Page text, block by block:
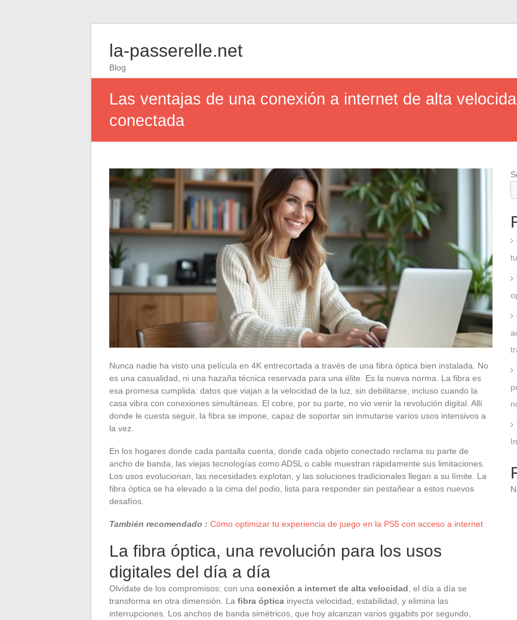
la-passerelle.net
Blog
Las ventajas de una conexión a internet de alta
conectada
Nunca nadie ha visto una película en 4K entrecortada a través de una fibra óptica bien instalada. No
es una casualidad, ni una hazaña técnica reservada para una élite. Es la nueva norma. La fibra es
esa promesa cumplida: datos que viajan a la velocidad de la luz, sin debilitarse, incluso cuando la
casa vibra con conexiones simultáneas. El cobre, por su parte, no vio venir la revolución digital. Allí
donde le cuesta seguir, la fibra se impone, capaz de soportar sin inmutarse varios usos intensivos a
la vez.
En los hogares donde cada pantalla cuenta, donde cada objeto conectado reclama su parte de
ancho de banda, las viejas tecnologías como ADSL o cable muestran rápidamente sus limitaciones.
Los usos evolucionan, las necesidades explotan, y las soluciones tradicionales llegan a su límite. La
fibra óptica se ha elevado a la cima del podio, lista para responder sin pestañear a estos nuevos
desafíos.
También recomendado : Cómo optimizar tu experiencia de juego en la PS5 con acceso a internet
La fibra óptica, una revolución para los usos
digitales del día a día
Olvídate de los compromisos: con una conexión a internet de alta velocidad , el día a día se
transforma en otra dimensión. La fibra óptica inyecta velocidad, estabilidad, y elimina las
interrupciones. Los anchos de banda simétricos, que hoy alcanzan varios gigabits por segundo,